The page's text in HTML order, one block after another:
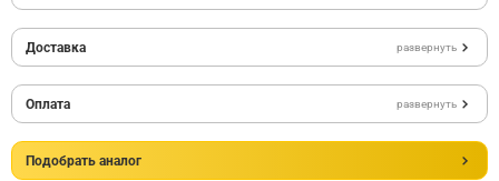
Доставка развернуть
Оплата развернуть
Подобрать аналог